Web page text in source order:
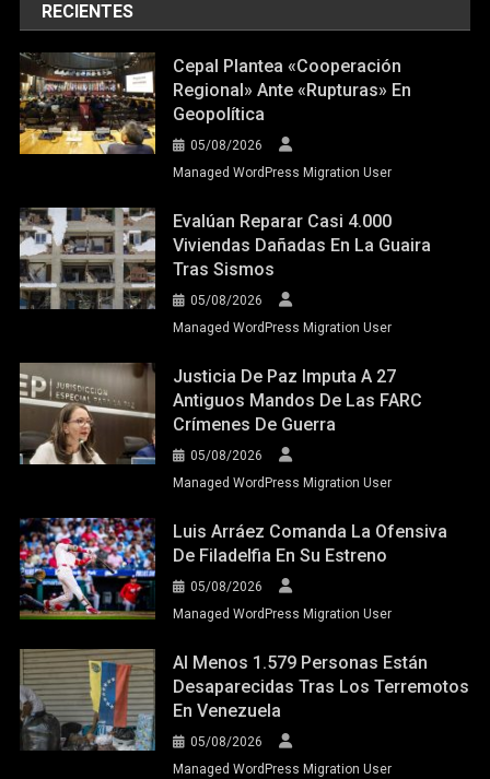
RECIENTES
Cepal Plantea «cooperación
Regional» Ante «rupturas» En
Geopolítica
05/08/2026
Managed WordPress Migration User
Evalúan Reparar Casi 4.000
Viviendas Dañadas En La Guaira
Tras Sismos
05/08/2026
Managed WordPress Migration User
Justicia De Paz Imputa A 27
Antiguos Mandos De Las FARC
Crímenes De Guerra
05/08/2026
Managed WordPress Migration User
Luis Arráez Comanda La Ofensiva
De Filadelfia En Su Estreno
05/08/2026
Managed WordPress Migration User
Al Menos 1.579 Personas Están
Desaparecidas Tras Los Terremotos
En Venezuela
05/08/2026
Managed WordPress Migration User